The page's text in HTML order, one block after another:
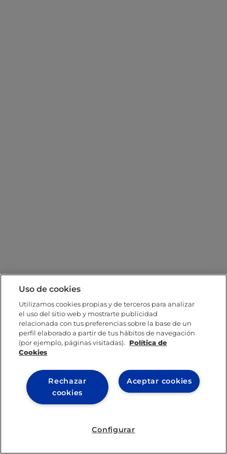
Uso de cookies
Utilizamos cookies propias y de terceros para analizar
el uso del sitio web y mostrarte publicidad
relacionada con tus preferencias sobre la base de un
perfil elaborado a partir de tus hábitos de navegación
(por ejemplo, páginas visitadas).
Política de
Cookies
Aceptar cookies
Rechazar
cookies
Configurar